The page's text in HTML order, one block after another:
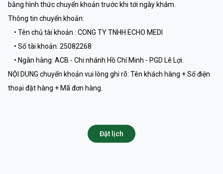
bằng hình thức chuyển khoản trước khi tới ngày khám.
Thông tin chuyển khoản:
• Tên chủ tài khoản : CONG TY TNHH ECHO MEDI
• Số tài khoản: 25082268
• Ngân hàng: ACB - Chi nhánh Hồ Chí Minh - PGD Lê Lợi.
NỘI DUNG chuyển khoản vui lòng ghi rõ: Tên khách hàng + Số điện
thoại đặt hàng + Mã đơn hàng.
Đặt lịch